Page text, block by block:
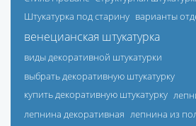
Штукатурка под старину варианты
венецианская штукатурка
виды декоративной штукатурки
выбрать декоративную штукатурку
купить декоративную штукатурку
лепнина декоративная лепнина из